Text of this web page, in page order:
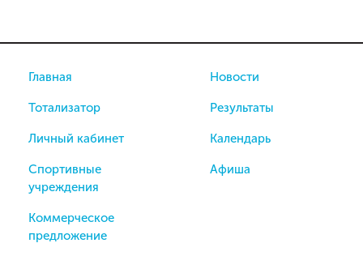
Главная
Тотализатор
Личный кабинет
Спортивные
учреждения
Коммерческое
предложение
Новости
Результаты
Календарь
Афиша